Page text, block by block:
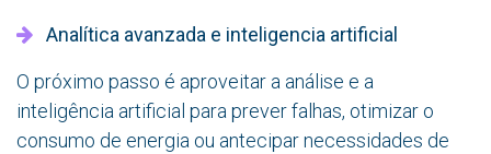
Analítica avanzada e inteligencia artificial
O próximo passo é aproveitar a análise e a
inteligência artificial para prever falhas, otimizar o
consumo de energia ou antecipar necessidades de